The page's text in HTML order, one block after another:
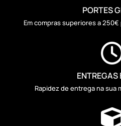
PORTES
Em compras superiores a
Rapidez de entrega na sua